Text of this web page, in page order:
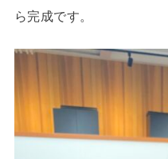
ら完成です。